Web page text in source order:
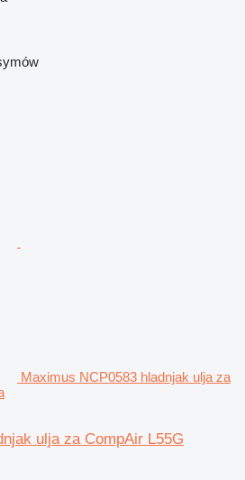
Maximus NCP0583 hladnjak ulja za
ulja za CompAir L55G